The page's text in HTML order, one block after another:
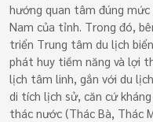
hướng quan tâm đúng mức
Nam của tỉnh. Trong đó,
triển Trung tâm du lịch
phát huy tiềm năng và lợi
lịch tâm linh, gắn với du
di tích lịch sử, căn cứ
thác nước (Thác Bà, Thác